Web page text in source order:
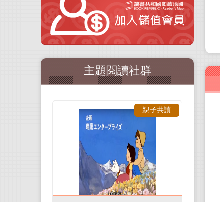
主題閱讀社群
親子共讀